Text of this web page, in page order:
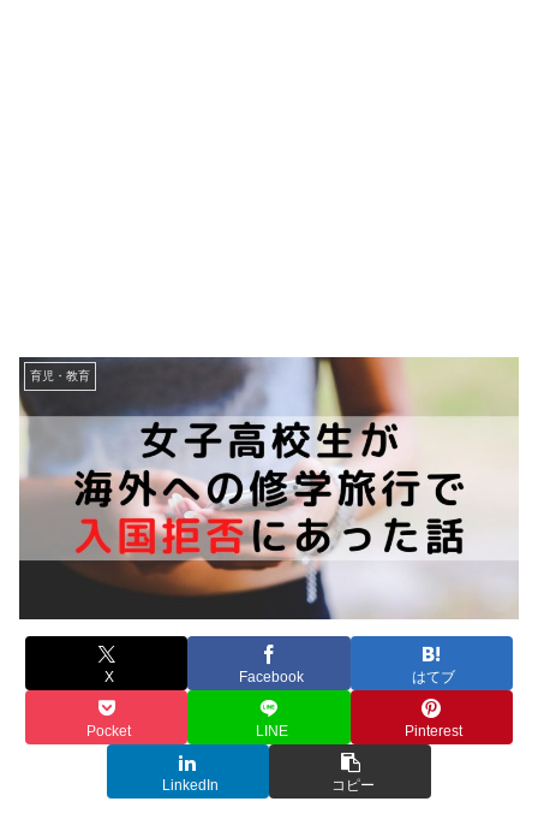
育児・教育
X Facebook はてブ
Pocket LINE Pinterest
LinkedIn コピー